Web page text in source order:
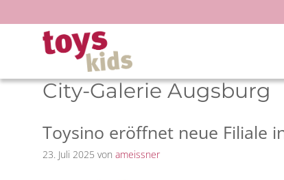
Inhalt
springen
City-Galerie Augsburg
Toysino eröffnet neue Filiale
23. Juli 2025 von ameissner